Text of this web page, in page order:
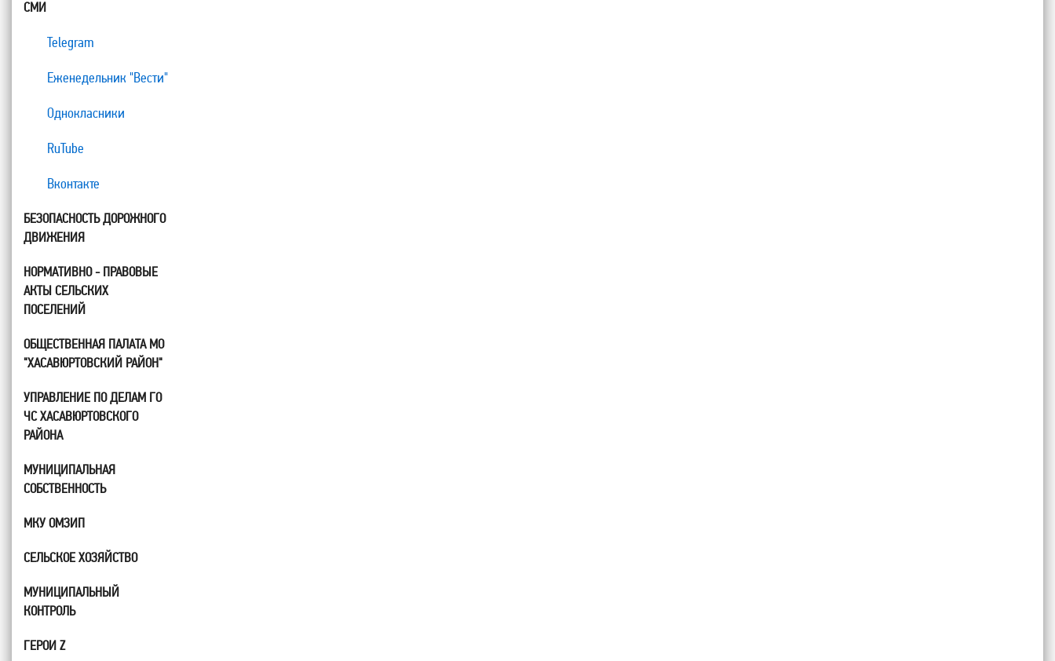
СМИ
Telegram
Еженедельник "Вести"
Однокласники
RuTube
Вконтакте
БЕЗОПАСНОСТЬ ДОРОЖНОГО
ДВИЖЕНИЯ
НОРМАТИВНО - ПРАВОВЫЕ
АКТЫ СЕЛЬСКИХ
ПОСЕЛЕНИЙ
ОБЩЕСТВЕННАЯ ПАЛАТА МО
"ХАСАВЮРТОВСКИЙ РАЙОН"
УПРАВЛЕНИЕ ПО ДЕЛАМ ГО
ЧС ХАСАВЮРТОВСКОГО
РАЙОНА
МУНИЦИПАЛЬНАЯ
СОБСТВЕННОСТЬ
МКУ ОМЗИП
СЕЛЬСКОЕ ХОЗЯЙСТВО
МУНИЦИПАЛЬНЫЙ
КОНТРОЛЬ
ГЕРОИ Z